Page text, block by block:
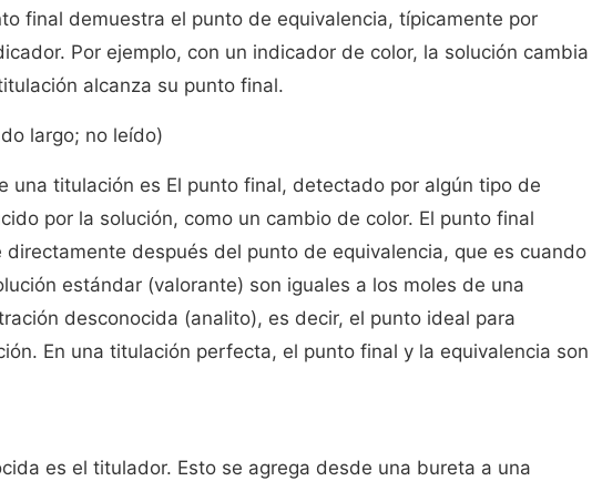
final demuestra el punto de equivalencia, típicamente por
Por ejemplo, con un indicador de color, la solución cambia
alcanza su punto final.
largo; no leído)
una titulación es El punto final, detectado por algún tipo de
por la solución, como un cambio de color. El punto final
directamente después del punto de equivalencia, que es cuando
estándar (valorante) son iguales a los moles de una
desconocida (analito), es decir, el punto ideal para
En una titulación perfecta, el punto final y la equivalencia son
es el titulador. Esto se agrega desde una bureta a una